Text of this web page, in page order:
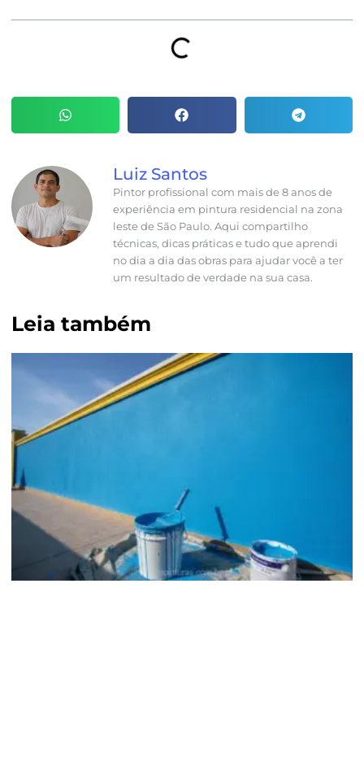
Luiz Santos
Pintor profissional com mais de 8 anos de
experiência em pintura residencial na zona
leste de São Paulo. Aqui compartilho
técnicas, dicas práticas e tudo que aprendi
no dia a dia das obras para ajudar você a ter
um resultado de verdade na sua casa.
Leia também